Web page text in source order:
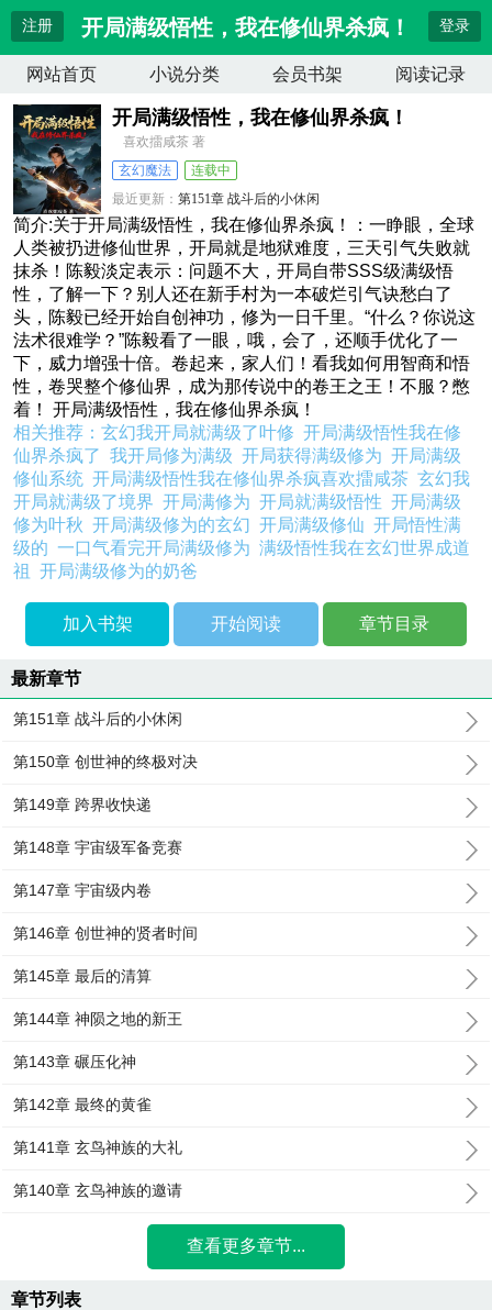
注册 开局满级悟性，我在修仙界杀疯！ 登录
网站首页 小说分类 会员书架 阅读记录
开局满级悟性，我在修仙界杀疯！
喜欢擂咸茶 著
玄幻魔法
连载中
最近更新：第151章 战斗后的小休闲
更新时间：2026-04-10 14:12:13
简介:关于开局满级悟性，我在修仙界杀疯！：一睁眼，全球
人类被扔进修仙世界，开局就是地狱难度，三天引气失败就
抹杀！陈毅淡定表示：问题不大，开局自带SSS级满级悟
性，了解一下？别人还在新手村为一本破烂引气诀愁白了
头，陈毅已经开始自创神功，修为一日千里。“什么？你说这
法术很难学？”陈毅看了一眼，哦，会了，还顺手优化了一
下，威力增强十倍。卷起来，家人们！看我如何用智商和悟
性，卷哭整个修仙界，成为那传说中的卷王之王！不服？憋
着！ 开局满级悟性，我在修仙界杀疯！
相关推荐：玄幻我开局就满级了叶修开局满级悟性我在修
仙界杀疯了我开局修为满级开局获得满级修为开局满级
修仙系统开局满级悟性我在修仙界杀疯喜欢擂咸茶玄幻我
开局就满级了境界开局满修为开局就满级悟性开局满级
修为叶秋开局满级修为的玄幻开局满级修仙开局悟性满
级的一口气看完开局满级修为满级悟性我在玄幻世界成道
祖开局满级修为的奶爸
加入书架 开始阅读 章节目录
最新章节
第151章 战斗后的小休闲
第150章 创世神的终极对决
第149章 跨界收快递
第148章 宇宙级军备竞赛
第147章 宇宙级内卷
第146章 创世神的贤者时间
第145章 最后的清算
第144章 神陨之地的新王
第143章 碾压化神
第142章 最终的黄雀
第141章 玄鸟神族的大礼
第140章 玄鸟神族的邀请
查看更多章节...
章节列表